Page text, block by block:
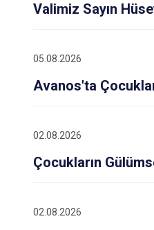
Valimiz Sayın
05.08.2026
Avanos'ta
02.08.2026
Çocukların
02.08.2026